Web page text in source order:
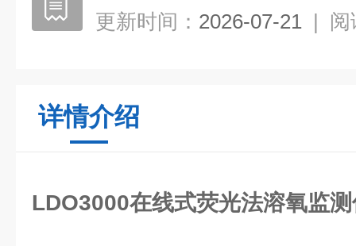
更新时间： 2026-07-21 | 阅
详情介绍
LDO3000在线式荧光法溶氧监